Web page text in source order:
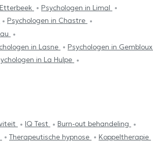
Psychologen in Limal
Psychologen in Chastre
in Lasne
Psychologen in Gembloux
in La Hulpe
IQ Test
Burn-out behandeling
Therapeutische hypnose Koppeltherapie